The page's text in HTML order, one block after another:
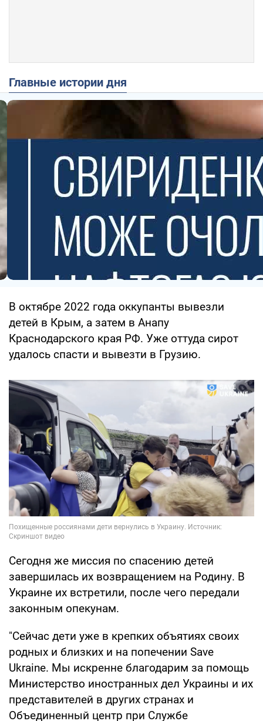
Главные истории дня
В октябре 2022 года оккупанты вывезли
детей в Крым, а затем в Анапу
Краснодарского края РФ. Уже оттуда сирот
удалось спасти и вывезти в Грузию.
Сегодня же миссия по спасению детей
завершилась их возвращением на Родину. В
Украине их встретили, после чего передали
законным опекунам.
"Сейчас дети уже в крепких объятиях своих
родных и близких и на попечении Save
Ukraine. Мы искренне благодарим за помощь
Министерство иностранных дел Украины и их
представителей в других странах и
Объединенный центр при Службе